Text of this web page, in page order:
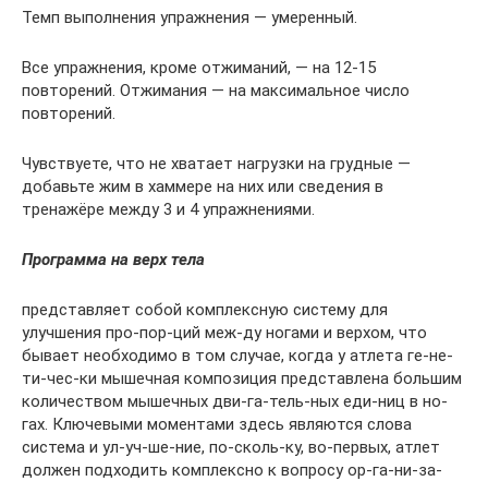
Темп выполнения упражнения — умеренный.
Все упражнения, кроме отжиманий, — на 12-15
повторений. Отжимания — на максимальное число
повторений.
Чувствуете, что не хватает нагрузки на грудные —
добавьте жим в хаммере на них или сведения в
тренажёре между 3 и 4 упражнениями.
Программа на верх тела
представляет собой комплексную систему для
улучшения про-пор-ций меж-ду ногами и верхом, что
бывает необходимо в том случае, когда у атлета ге-не-
ти-чес-ки мышечная композиция представлена большим
количеством мышечных дви-га-тель-ных еди-ниц в но-
гах. Ключевыми моментами здесь являются слова
система и ул-уч-ше-ние, по-сколь-ку, во-первых, атлет
должен подходить комплексно к вопросу ор-га-ни-за-